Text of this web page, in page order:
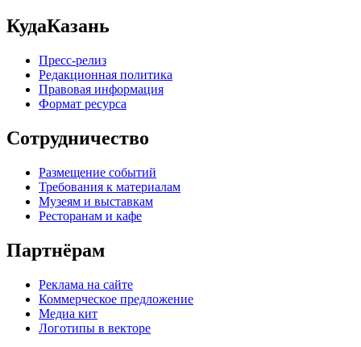
КудаКазань
Пресс-релиз
Редакционная политика
Правовая информация
Формат ресурса
Сотрудничество
Размещение событий
Требования к материалам
Музеям и выставкам
Ресторанам и кафе
Партнёрам
Реклама на сайте
Коммерческое предложение
Медиа кит
Логотипы в векторе